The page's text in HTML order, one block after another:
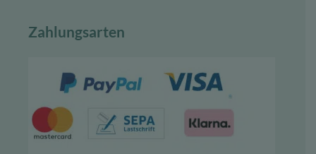
Zahlungsarten